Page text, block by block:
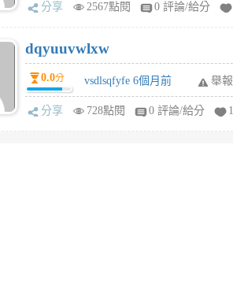
分享 2567點閱 0 評論/給分
dqyuuvwlxw
0.0分 vsdlsqfyfe 6個月前 舉報
分享 728點閱 0 評論/給分 1